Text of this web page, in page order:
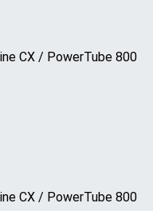
CX / PowerTube 800
CX / PowerTube 800